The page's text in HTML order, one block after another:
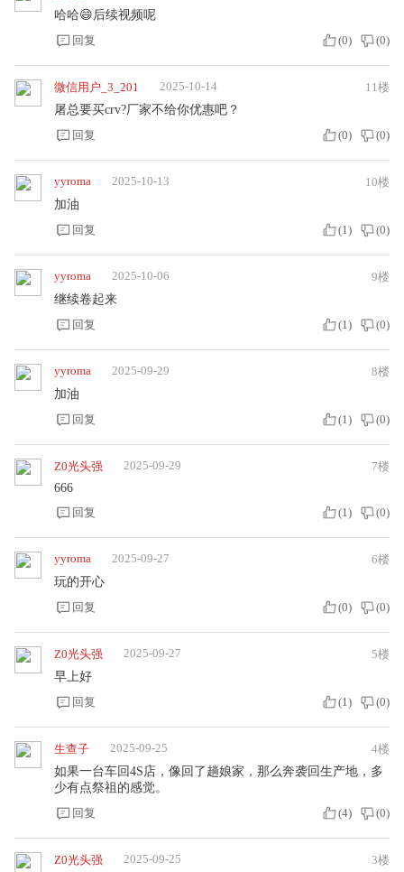
哈哈😄后续视频呢
回复
(0) (0)
微信用户_3_201 2025-10-14
11楼
屠总要买crv?厂家不给你优惠吧？
回复
(0) (0)
yyroma 2025-10-13
10楼
加油
回复
(1 ) (0)
yyroma 2025-10-06
9楼
继续卷起来
回复
(1 ) (0)
yyroma 2025-09-29
8楼
加油
回复
(1 ) (0)
Z0光头强 2025-09-29
7楼
666
回复
(1 ) (0)
yyroma 2025-09-27
6楼
玩的开心
回复
(0) (0)
Z0光头强 2025-09-27
5楼
早上好
回复
(1 ) (0)
生查子 2025-09-25
4楼
如果一台车回4S店，像回了趟娘家，那么奔袭回生产地，多
少有点祭祖的感觉。
回复
(4) (0)
Z0光头强 2025-09-25 3楼